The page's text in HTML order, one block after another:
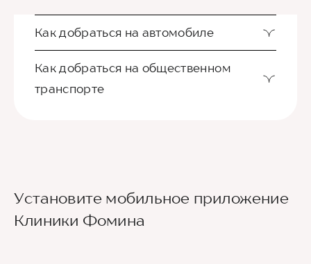
Как добраться на автомобиле
Как добраться на общественном
транспорте
Из международного аэропорта Сочи до клиники
можно добраться на такси или
Установите мобильное приложение
Клиники Фомина